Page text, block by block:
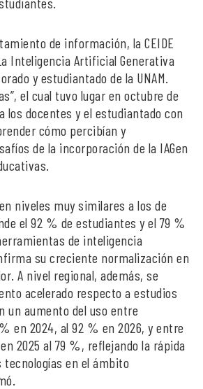
de información, la CEIDE
Inteligencia Artificial Generativa
y estudiantado de la UNAM.
el cual tuvo lugar en octubre de
los docentes y el estudiantado con
cómo percibían y
de la incorporación de la IAGen
niveles muy similares a los de
el 92 % de estudiantes y el 79 %
de inteligencia
su creciente normalización en
A nivel regional, además, se
acelerado respecto a estudios
un aumento del uso entre
en 2024, al 92 % en 2026, y entre
2025 al 79 %, reflejando la rápida
en el ámbito